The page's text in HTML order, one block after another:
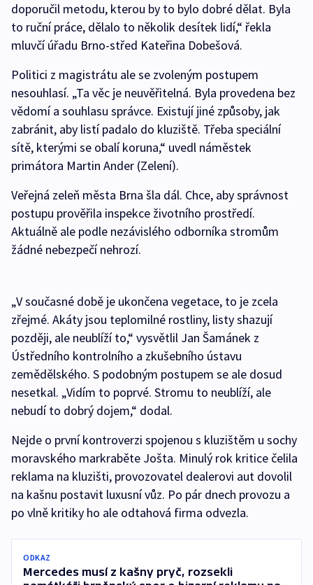
doporučil metodu, kterou by to bylo dobré dělat. Byla
to ruční práce, dělalo to několik desítek lidí,“ řekla
mluvčí úřadu Brno-střed Kateřina Dobešová.
Politici z magistrátu ale se zvoleným postupem
nesouhlasí. „Ta věc je neuvěřitelná. Byla provedena bez
vědomí a souhlasu správce. Existují jiné způsoby, jak
zabránit, aby listí padalo do kluziště. Třeba speciální
sítě, kterými se obalí koruna,“ uvedl náměstek
primátora Martin Ander (Zelení).
Veřejná zeleň města Brna šla dál. Chce, aby správnost
postupu prověřila inspekce životního prostředí.
Aktuálně ale podle nezávislého odborníka stromům
žádné nebezpečí nehrozí.
„V současné době je ukončena vegetace, to je zcela
zřejmé. Akáty jsou teplomilné rostliny, listy shazují
později, ale neublíží to,“ vysvětlil Jan Šamánek z
Ústředního kontrolního a zkušebního ústavu
zemědělského. S podobným postupem se ale dosud
nesetkal. „Vidím to poprvé. Stromu to neublíží, ale
nebudí to dobrý dojem,“ dodal.
Nejde o první kontroverzi spojenou s kluzištěm u sochy
moravského markraběte Jošta. Minulý rok kritice čelila
reklama na kluzišti, provozovatel dealerovi aut dovolil
na kašnu postavit luxusní vůz. Po pár dnech provozu a
po vlně kritiky ho ale odtahová firma odvezla.
ODKAZ
Mercedes musí z kašny pryč, rozsekli